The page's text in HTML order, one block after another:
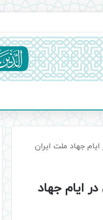
جهاد ملت ایران
ایام جهاد